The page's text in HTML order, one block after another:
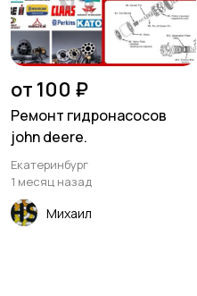
от 100 ₽
Ремонт гидронасосов
john deere.
Екатеринбург
1 месяц назад
Михаил